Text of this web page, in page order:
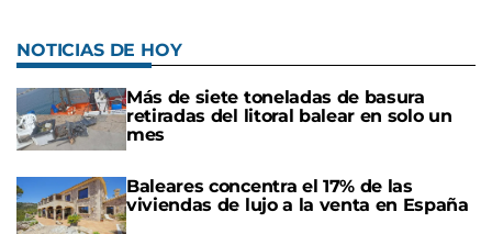
NOTICIAS DE HOY
Más de siete toneladas de basura
retiradas del litoral balear en solo un
mes
Baleares concentra el 17% de las
viviendas de lujo a la venta en España